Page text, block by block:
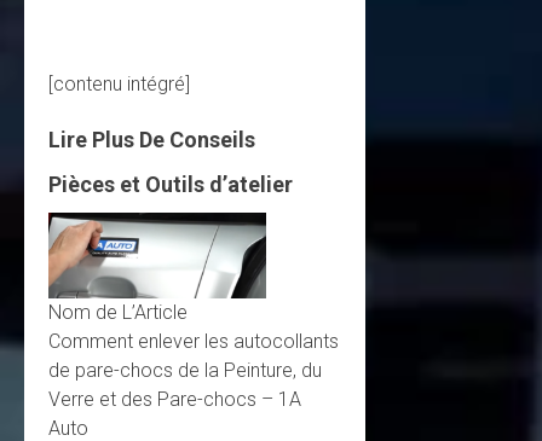
[contenu intégré]
Lire Plus De Conseils
Pièces et Outils d’atelier
Nom de L’Article
Comment enlever les autocollants
de pare-chocs de la Peinture, du
Verre et des Pare-chocs – 1A
Auto